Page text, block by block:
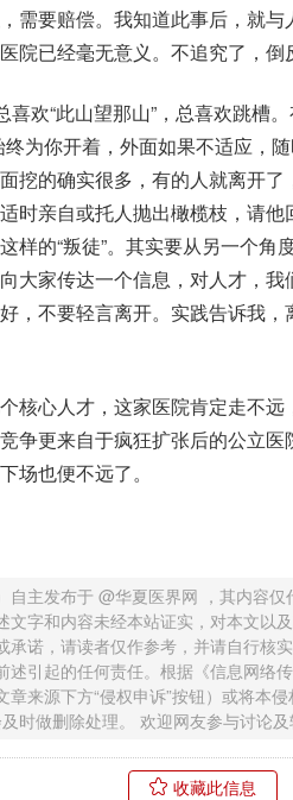
需要赔偿。我知道此事后，就
院已经毫无意义。不追究了，倒
欢“此山望那山”，总喜欢跳槽
为你开着，外面如果不适应，
挖的确实很多，有的人就离开
时亲自或托人抛出橄榄枝，请
样的“叛徒”。其实要从另一个角
大家传达一个信息，对人才，
，不要轻言离开。实践告诉我
心人才，这家医院肯定走不远
争更来自于疯狂扩张后的公立
场也便不远了。
自主发布于 @华夏医界网 ，其内容
文字和内容未经本站证实，对本文以
承诺，请读者仅作参考，并请自行核
述引起的任何责任。根据《信息网络
来源下方“侵权申诉”按钮）或将本
时做删除处理。 欢迎网友参与讨论
收藏此信息